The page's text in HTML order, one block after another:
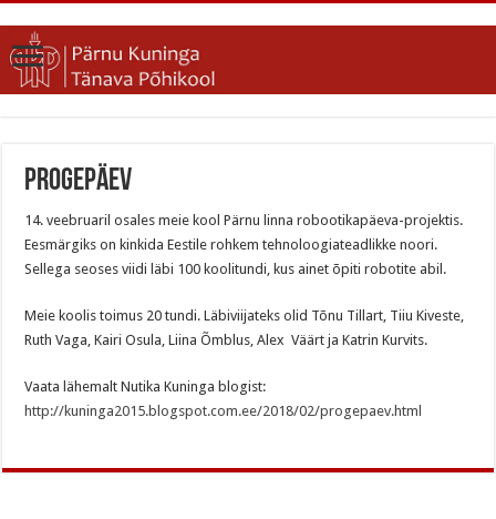
Progepäev
14. veebruaril osales meie kool Pärnu linna robootikapäeva-projektis.
Eesmärgiks on kinkida Eestile rohkem tehnoloogiateadlikke noori.
Sellega seoses viidi läbi 100 koolitundi, kus ainet õpiti robotite abil.
Meie koolis toimus 20 tundi. Läbiviijateks olid Tõnu Tillart, Tiiu Kiveste,
Ruth Vaga, Kairi Osula, Liina Õmblus, Alex Väärt ja Katrin Kurvits.
Vaata lähemalt Nutika Kuninga blogist:
http://kuninga2015.blogspot.com.ee/2018/02/progepaev.html